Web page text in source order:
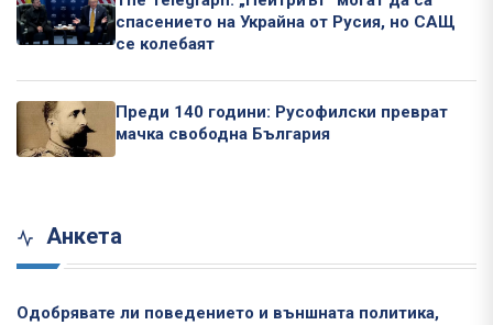
спасението на Украйна от Русия, но САЩ
се колебаят
Преди 140 години: Русофилски преврат
мачка свободна България
Анкета
Одобрявате ли поведението и външната политика,